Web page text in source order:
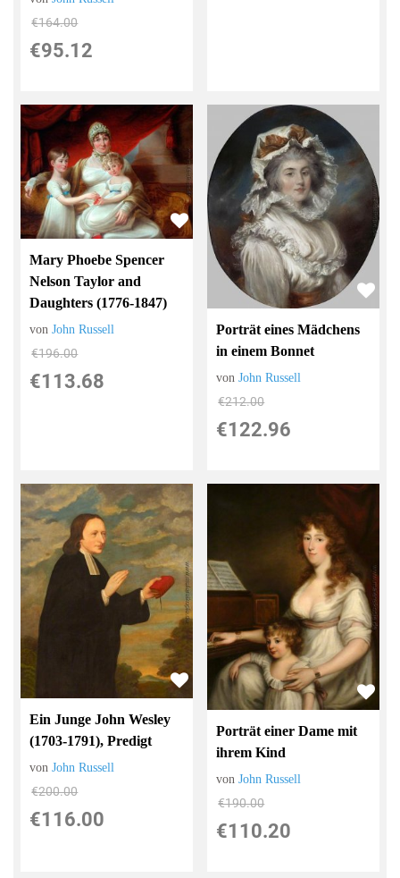
€164.00
€95.12
Mary Phoebe Spencer
Nelson Taylor and
Daughters (1776-1847)
vonJohn Russell
€196.00
€113.68
Porträt eines Mädchens
in einem Bonnet
vonJohn Russell
€212.00
€122.96
Ein Junge John Wesley
(1703-1791), Predigt
vonJohn Russell
€200.00
€116.00
Porträt einer Dame mit
ihrem Kind
vonJohn Russell
€190.00
€110.20